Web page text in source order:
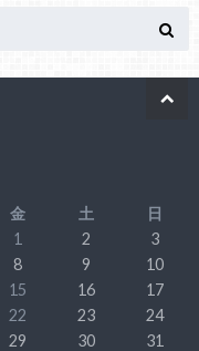
金 土
日
1
2
3
8 9
10
15 16
17
22 23
24
29 30
31